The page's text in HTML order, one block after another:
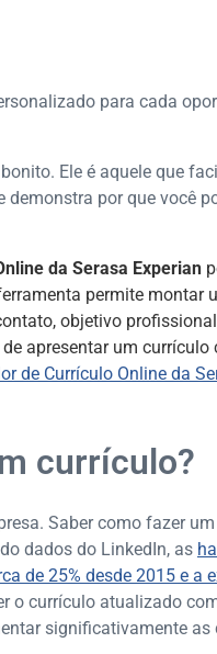
para cada
Ele é aquele que
demonstra por que você
da Serasa Experian
permite montar
objetivo
apresentar um currículo
de Currículo Online da
currículo?
Saber como fazer
dados do LinkedIn, as
de 25% desde 2015 e a
o currículo atualizado
significativamente as